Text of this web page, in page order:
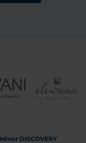
Minor DISCOVERY